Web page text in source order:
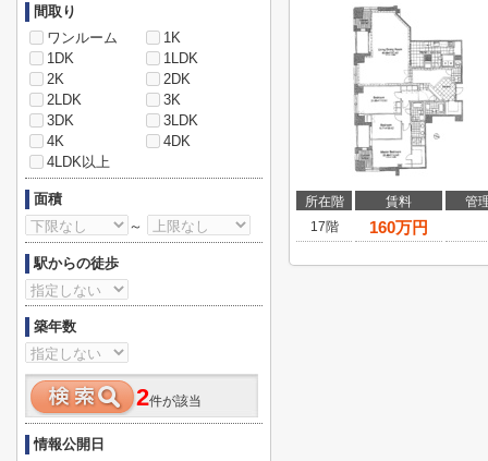
所在階 賃料
管
17階
160万円
間取り
ワンルーム
1K
1DK
1LDK
2K
2DK
2LDK
3K
3DK
3LDK
4K
4DK
4LDK以上
面積
～
駅からの徒歩
築年数
2件が該当
情報公開日